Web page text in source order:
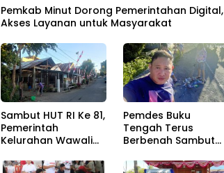
Pemkab Minut Dorong Pemerintahan Digital,
Akses Layanan untuk Masyarakat
Sambut HUT RI Ke 81,
Pemerintah
Kelurahan Wawali
Bersih
Pemdes Buku
Tengah Terus
Berbenah Sambut